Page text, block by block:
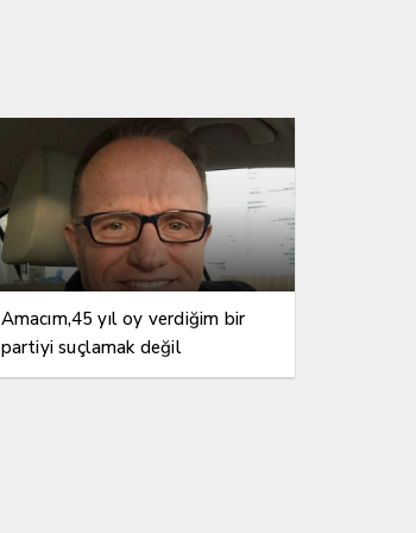
Amacım,45 yıl oy verdiğim bir
partiyi suçlamak değil